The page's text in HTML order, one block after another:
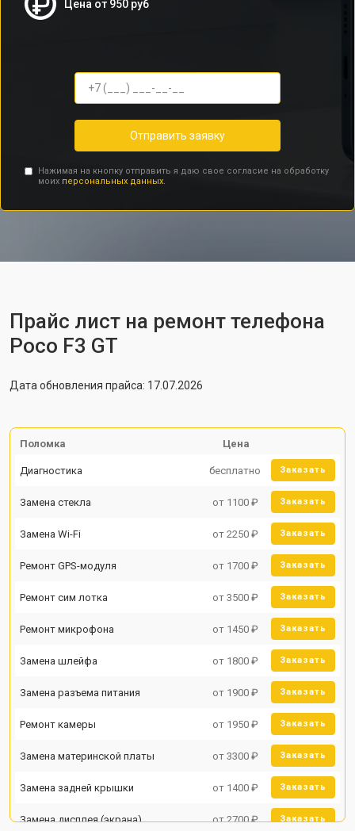
Цена от 950 руб
Отправить заявку
Нажимая на кнопку отправить я даю свое согласие на обработку
моих персональных данных.
Прайс лист на ремонт телефона
Poco F3 GT
Дата обновления прайса: 17.07.2026
Поломка Цена
Диагностика бесплатно Заказать
Замена стекла от 1100 ₽ Заказать
Замена Wi-Fi от 2250 ₽ Заказать
Ремонт GPS-модуля от 1700 ₽ Заказать
Ремонт сим лотка от 3500 ₽ Заказать
Ремонт микрофона от 1450 ₽ Заказать
Замена шлейфа от 1800 ₽ Заказать
Замена разъема питания от 1900 ₽ Заказать
Ремонт камеры от 1950 ₽ Заказать
Замена материнской платы от 3300 ₽ Заказать
Замена задней крышки от 1400 ₽ Заказать
Замена дисплея (экрана) от 2700 ₽ Заказать